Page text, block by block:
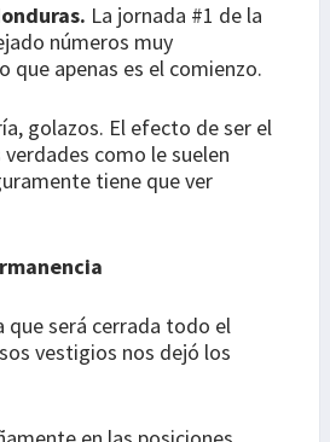
La jornada #1 de la
números muy
que apenas es el comienzo.
golazos. El efecto de ser el
como le suelen
tiene que ver
que será cerrada todo el
vestigios nos dejó los